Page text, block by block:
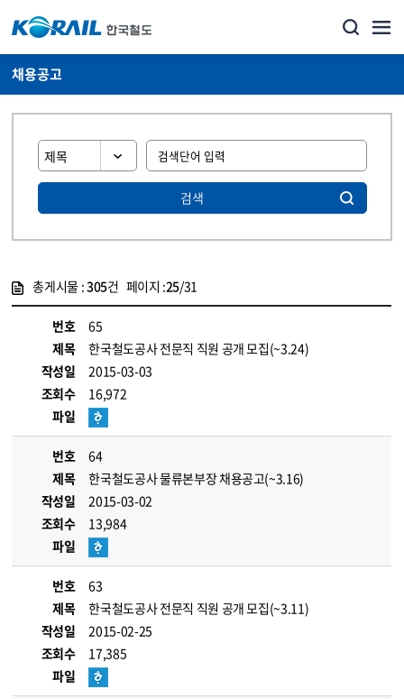
채용공고
검색
총게시물 :305건 페이지 :25/31
번호
65
제목
한국철도공사 전문직 직원 공개 모집(~3.24)
작성일
2015-03-03
조회수
16,972
파일
번호
64
제목
한국철도공사 물류본부장 채용공고(~3.16)
작성일
2015-03-02
조회수
13,984
파일
번호
63
제목
한국철도공사 전문직 직원 공개 모집(~3.11)
작성일
2015-02-25
조회수
17,385
파일